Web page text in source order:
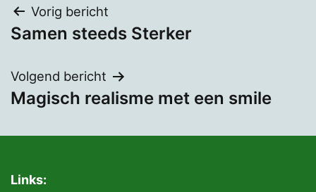
Bericht
navigatie
Vorig bericht
Samen steeds Sterker
Volgend bericht
Magisch realisme met een smile
Links: